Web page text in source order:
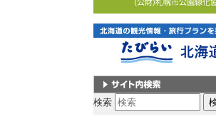
サイト内検索
検索